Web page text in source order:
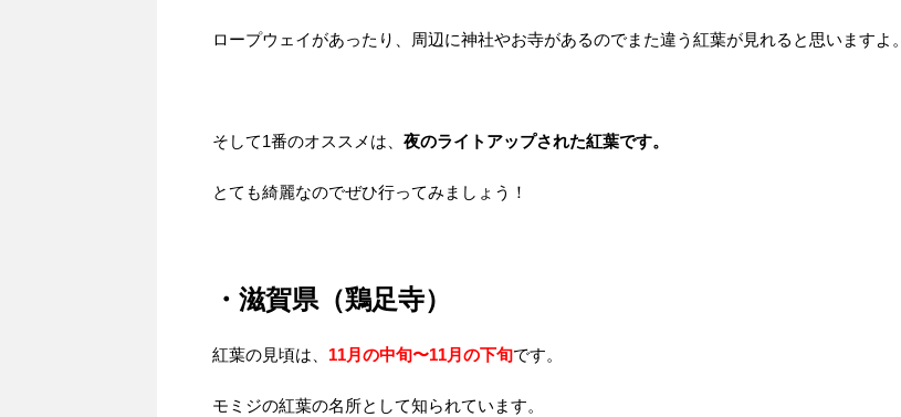
ロープウェイがあったり、周辺に神社やお寺があるのでまた違う紅葉が見れると思いますよ。
そして1番のオススメは、 夜のライトアップされた紅葉です。
とても綺麗なのでぜひ行ってみましょう！
・滋賀県（鶏足寺）
紅葉の見頃は、 11月の中旬〜11月の下旬です。
モミジの紅葉の名所として知られています。